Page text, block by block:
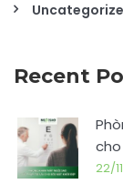
Recent
22/